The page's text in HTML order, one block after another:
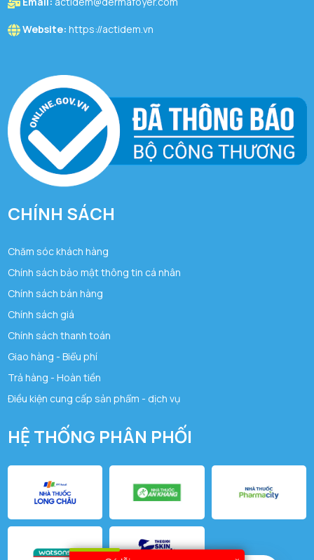
Website: https://actidem.vn
CHÍNH SÁCH
Chăm sóc khách hàng
Chính sách bảo mật thông tin cá nhân
Chính sách bán hàng
Chính sách giá
Chính sách thanh toán
Giao hàng - Biểu phí
Trả hàng - Hoàn tiền
Điều kiện cung cấp sản phẩm - dịch vụ
HỆ THỐNG PHÂN PHỐI